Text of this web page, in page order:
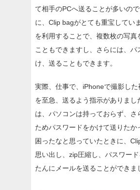
て相手のPCへ送ることが多いの
に、Clip bagがとても重宝してい
を利用することで、複数枚の写真
こともできますし、さらには、パ
け、送ることもできます。
実際、仕事で、iPhoneで撮影し
を至急、送るよう指示がありまし
は、パソコンは持っておらず、さ
ためパスワードをかけて送りたか
困ったなと思っていたときに、
思い出し、zip圧縮し、パスワー
たんにメールを送ることができま